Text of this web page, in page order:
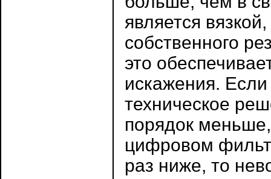
является
собственного
это
искажения.
техническое
порядок
цифровом
раз ниже, то